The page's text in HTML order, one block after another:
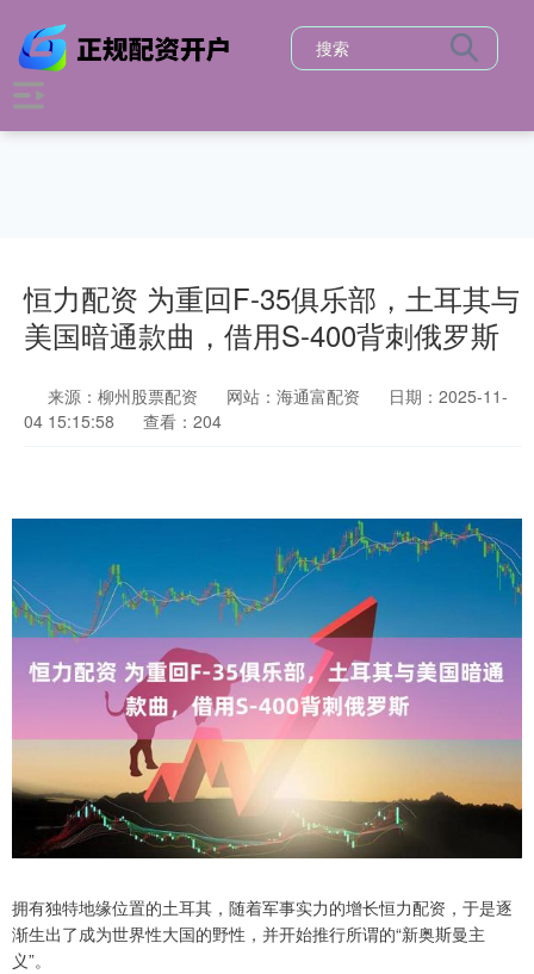
恒力配资 为重回F-35俱乐部，土耳其与
美国暗通款曲，借用S-400背刺俄罗斯
来源：柳州股票配资 网站：海通富配资
日期：2025-11-
04 15:15:58
查看：204
拥有独特地缘位置的土耳其，随着军事实力的增长恒力配资，于是逐
渐生出了成为世界性大国的野性，并开始推行所谓的“新奥斯曼主
义”。